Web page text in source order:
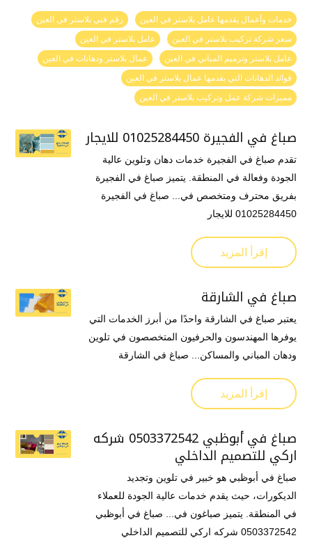
خدمات وأعمال يقدمها عامل بلاستر في العين
رقم فني بلاستر في العين
سعر شركة تركيب بلاستر في العين
عامل بلاستر في العين
عامل بلاستر وترميم المباني في العين
عمال بلاستر ودهانات في العين
فوائد الدهانات التي يقدمها عمال بلاستر في العين
مميزات شركة عمل وتركيب بلاستر في العين
صباغ في الفجيرة 01025284450 للايجار
تقدم صباغ في الفجيرة خدمات دهان وتلوين عالية
الجودة وفعالة في المنطقة. يتميز صباغ في الفجيرة
بفريق محترف ومتخصص في... صباغ في الفجيرة
01025284450 للايجار
إقرأ المزيد
صباغ في الشارقة
يعتبر صباغ في الشارقة واحدًا من أبرز الخدمات التي
يوفرها المهندسون والحرفيون المتخصصون في تلوين
ودهان المباني والمساكن... صباغ في الشارقة
إقرأ المزيد
صباغ في أبوظبي 0503372542 شركه
اركي للتصميم الداخلي
صباغ في أبوظبي هو خبير في تلوين وتجديد
الديكورات، حيث يقدم خدمات عالية الجودة للعملاء
في المنطقة. يتميز صباغون في... صباغ في أبوظبي
0503372542 شركه اركي للتصميم الداخلي